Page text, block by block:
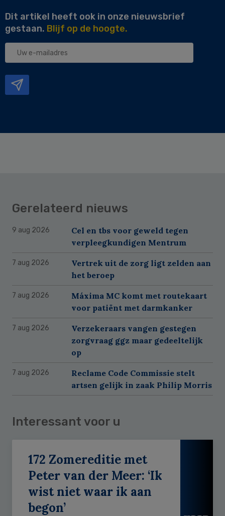
Dit artikel heeft ook in onze nieuwsbrief
gestaan. Blijf op de hoogte.
Uw
Gerelateerd nieuws
9 aug 2026
Cel en tbs voor geweld tegen
verpleegkundigen Mentrum
7 aug 2026
Vertrek uit de zorg ligt zelden aan
het beroep
7 aug 2026
Máxima MC komt met routekaart
voor patiënt met darmkanker
7 aug 2026
Verzekeraars vangen gestegen
zorgvraag ggz maar gedeeltelijk
op
7 aug 2026
Reclame Code Commissie stelt
artsen gelijk in zaak Philip Morris
Interessant voor u
172 Zomereditie met
Peter van der Meer: ‘Ik
wist niet waar ik aan
begon’